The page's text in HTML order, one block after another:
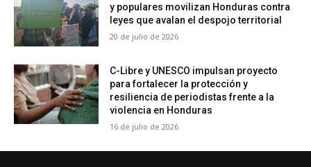
y populares movilizan Honduras contra
leyes que avalan el despojo territorial
20 de julio de 2026
C-Libre y UNESCO impulsan proyecto
para fortalecer la protección y
resiliencia de periodistas frente a la
violencia en Honduras
16 de julio de 2026